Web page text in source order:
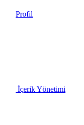
Profil
İçerik Yönetimi